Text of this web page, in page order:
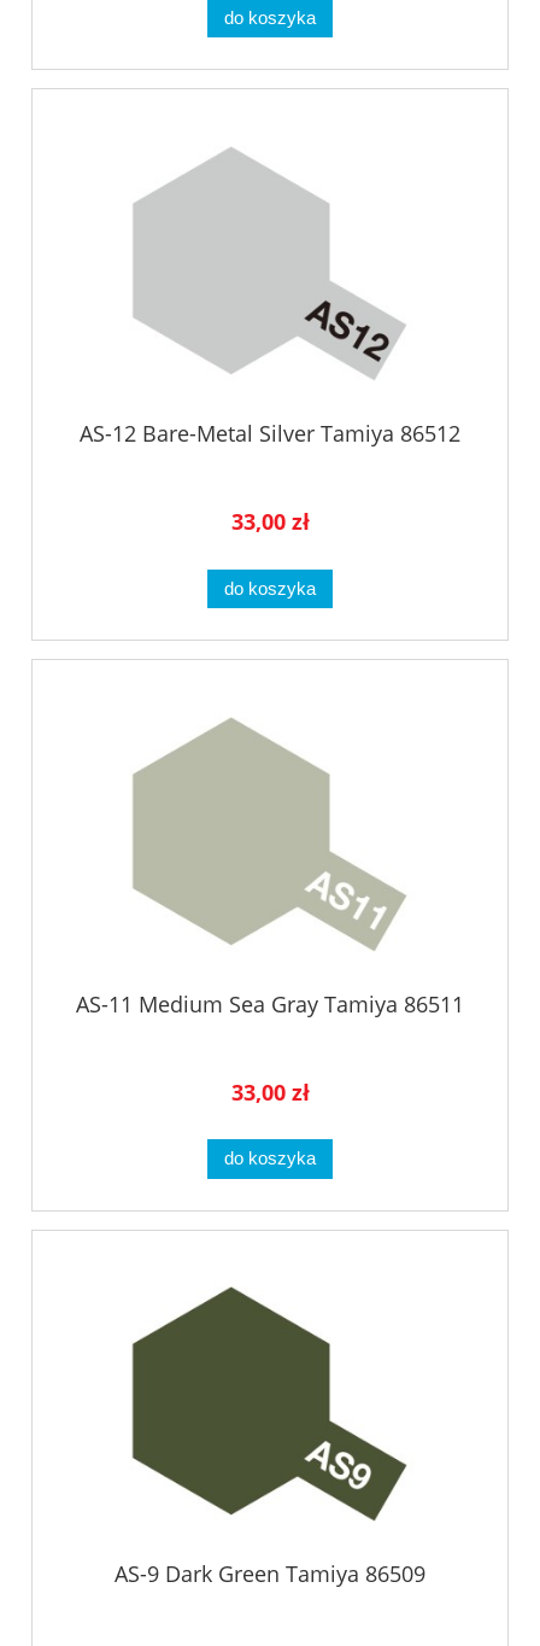
do koszyka
AS-12 Bare-Metal Silver Tamiya 86512
33,00 zł
do koszyka
AS-11 Medium Sea Gray Tamiya 86511
33,00 zł
do koszyka
AS-9 Dark Green Tamiya 86509